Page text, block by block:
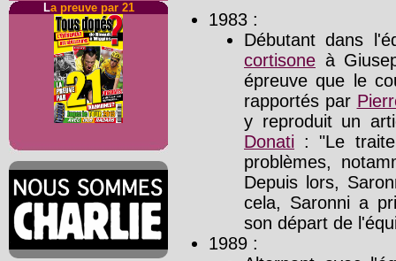
La preuve par 21
1983 :
Débutant dans
cortisone à
épreuve que le
rapportés par
y reproduit un
Donati : "Le
problèmes,
Depuis lors,
cela, Saronni a
son départ de
1989 :